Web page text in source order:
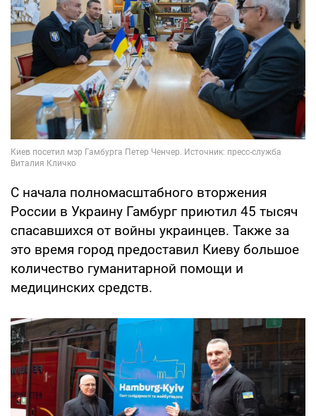
С начала полномасштабного вторжения
России в Украину Гамбург приютил 45 тысяч
спасавшихся от войны украинцев. Также за
это время город предоставил Киеву большое
количество гуманитарной помощи и
медицинских средств.